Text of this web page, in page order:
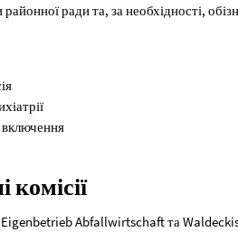
районної ради та, за необхідності,
включення
комісії
Eigenbetrieb Abfallwirtschaft та